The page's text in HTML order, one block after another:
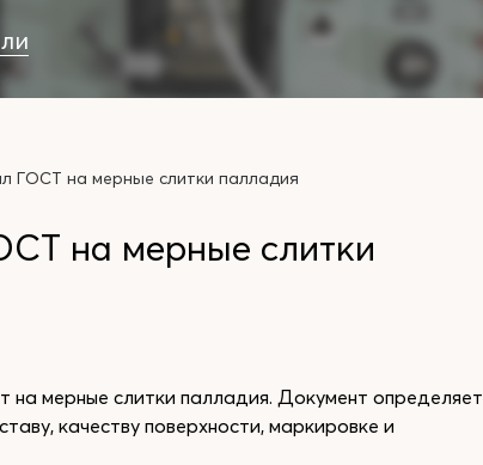
ГОСТ на мерные слитки палладия
на мерные слитки
мерные слитки палладия. Документ определяет
качеству поверхности, маркировке и